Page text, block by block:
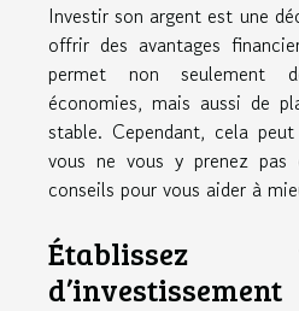
Investir son argent est une
offrir des avantages
permet non seulement
économies, mais aussi de
stable. Cependant, cela
vous ne vous y prenez pas
conseils pour vous aider à
d’investissement